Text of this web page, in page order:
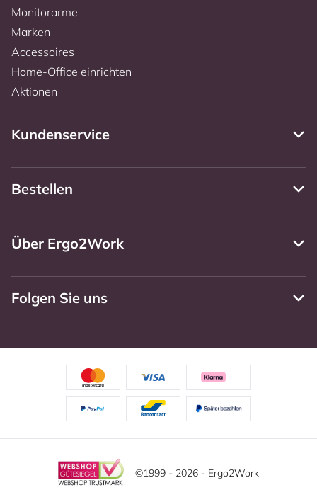
Monitorarme
Marken
Accessoires
Home-Office einrichten
Aktionen
Kundenservice
Bestellen
Über Ergo2Work
Folgen Sie uns
©1999 - 2026 - Ergo2Work